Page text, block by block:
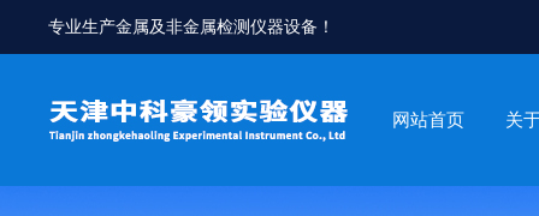
专业生产金属及非金属检测仪器设备！
网站首页 关